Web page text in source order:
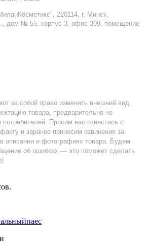
220114, г. Минск,
№ 55, корпус 3, офис 309, помещение
за собой право изменять внешний вид,
товара, предварительно не
Просим вас отнестись с
и заранее приносим извинения за
описании и фотографиях товара. Будем
об ошибках — это поможет сделать